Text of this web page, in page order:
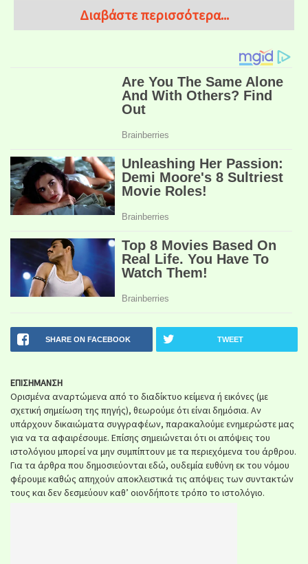
Διαβάστε περισσότερα...
SHARE ON FACEBOOK TWEET
ΕΠΙΣΗΜΑΝΣΗ
Ορισμένα αναρτώμενα από το διαδίκτυο κείμενα ή εικόνες (με
σχετική σημείωση της πηγής), θεωρούμε ότι είναι δημόσια. Αν
υπάρχουν δικαιώματα συγγραφέων, παρακαλούμε ενημερώστε μας
για να τα αφαιρέσουμε. Επίσης σημειώνεται ότι οι απόψεις του
ιστολόγιου μπορεί να μην συμπίπτουν με τα περιεχόμενα του άρθρου.
Για τα άρθρα που δημοσιεύονται εδώ, ουδεμία ευθύνη εκ του νόμου
φέρουμε καθώς απηχούν αποκλειστικά τις απόψεις των συντακτών
τους και δεν δεσμεύουν καθ’ οιονδήποτε τρόπο το ιστολόγιο.